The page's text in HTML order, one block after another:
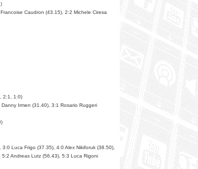
Caudron (43.15), 2:2 Michele Ciresa
2:1, 1:0)
Irmen (31.40), 3:1 Rosario Ruggeri
Luca Frigo (37.35), 4:0 Alex Nikiforuk (38.50),
Andreas Lutz (56.43), 5:3 Luca Rigoni